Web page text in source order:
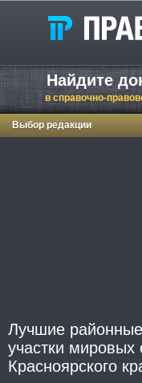
Найдите
в справочно-
Выбор редакции
Лучшие
участки мировых
Красноярского